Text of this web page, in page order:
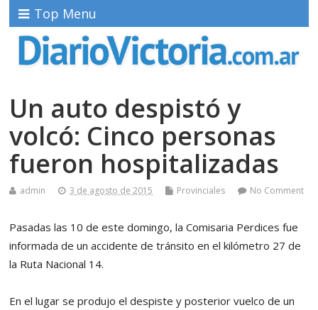
Top Menu
Un auto despistó y
volcó: Cinco personas
fueron hospitalizadas
admin 3 de agosto de 2015 Provinciales No Comment
Pasadas las 10 de este domingo, la Comisaria Perdices fue
informada de un accidente de tránsito en el kilómetro 27 de
la Ruta Nacional 14.
En el lugar se produjo el despiste y posterior vuelco de un